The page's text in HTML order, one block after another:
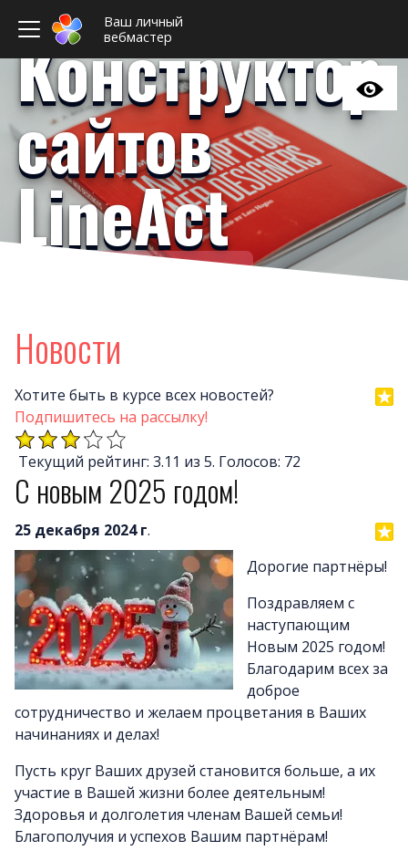
Ваш личный
вебмастер
Почему LineAct
Word-
Конструктор
сайтов
LineAct
Ваш личный вебмастер
Новости
Хотите быть в курсе всех новостей?
Подпишитесь на рассылку!
Текущий рейтинг: 3.11 из 5. Голосов: 72
С новым 2025 годом!
25 декабря 2024 г.
Дорогие партнёры!
Поздравляем с
наступающим
Новым 2025 годом!
Благодарим всех за
доброе
сотрудничество и желаем процветания в Ваших
начинаниях и делах!
Пусть круг Ваших друзей становится больше, а их
участие в Вашей жизни более деятельным!
Здоровья и долголетия членам Вашей семьи!
Благополучия и успехов Вашим партнёрам!